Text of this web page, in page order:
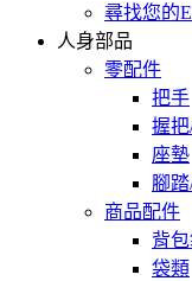
尋找您的
人身部品
零配件
把手
握
座墊
腳
商品配件
背
袋類